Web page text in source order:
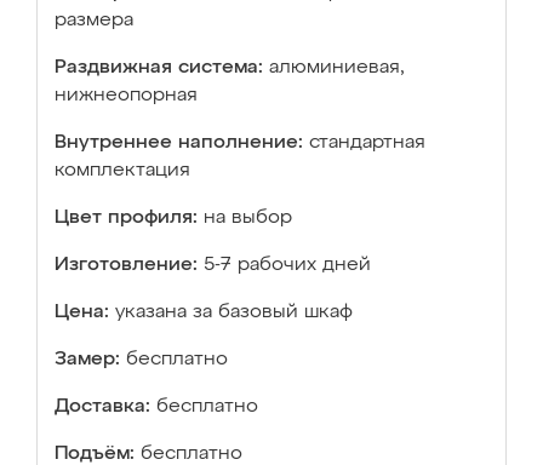
размера
Раздвижная система: алюминиевая,
нижнеопорная
Внутреннее наполнение: стандартная
комплектация
Цвет профиля: на выбор
Изготовление: 5-7 рабочих дней
Цена: указана за базовый шкаф
Замер: бесплатно
Доставка: бесплатно
Подъём: бесплатно